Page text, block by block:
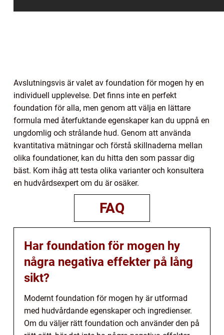
Avslutningsvis är valet av foundation för mogen hy en
individuell upplevelse. Det finns inte en perfekt
foundation för alla, men genom att välja en lättare
formula med återfuktande egenskaper kan du uppnå en
ungdomlig och strålande hud. Genom att använda
kvantitativa mätningar och förstå skillnaderna mellan
olika foundationer, kan du hitta den som passar dig
bäst. Kom ihåg att testa olika varianter och konsultera
en hudvårdsexpert om du är osäker.
FAQ
Har foundation för mogen hy
några negativa effekter på lång
sikt?
Modernt foundation för mogen hy är utformad
med hudvårdande egenskaper och ingredienser.
Om du väljer rätt foundation och använder den på